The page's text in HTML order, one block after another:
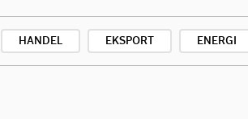
HANDEL EKSPORT ENERGI